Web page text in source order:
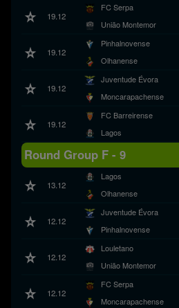
19.12
FC Serpa
União Montemor
19.12
Pinhalnovense
Olhanense
19.12
Juventude Évora
Moncarapachense
19.12
FC Barreirense
Lagos
Round Group F - 9
13.12
Lagos
Olhanense
12.12
Juventude Évora
Pinhalnovense
12.12
Louletano
União Montemor
12.12
FC Serpa
Moncarapachense